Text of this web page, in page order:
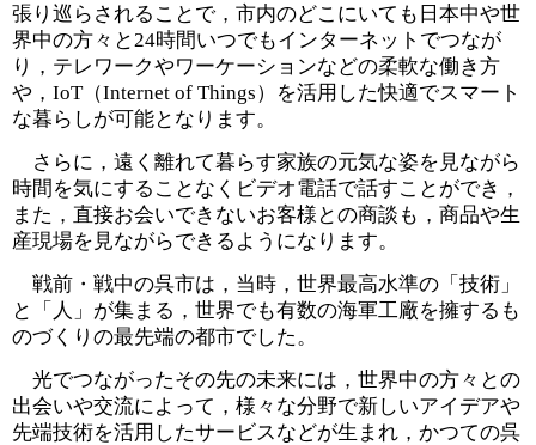
張り巡らされることで，市内のどこにいても日本中や世
界中の方々と24時間いつでもインターネットでつなが
り，テレワークやワーケーションなどの柔軟な働き方
や，IoT（Internet of Things）を活用した快適でスマート
な暮らしが可能となります。
さらに，遠く離れて暮らす家族の元気な姿を見ながら
時間を気にすることなくビデオ電話で話すことができ，
また，直接お会いできないお客様との商談も，商品や生
産現場を見ながらできるようになります。
戦前・戦中の呉市は，当時，世界最高水準の「技術」
と「人」が集まる，世界でも有数の海軍工廠を擁するも
のづくりの最先端の都市でした。
光でつながったその先の未来には，世界中の方々との
出会いや交流によって，様々な分野で新しいアイデアや
先端技術を活用したサービスなどが生まれ，かつての呉